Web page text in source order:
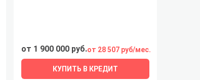
от 1 900 000 руб.от 28 507 руб/мес.
КУПИТЬ В КРЕДИТ